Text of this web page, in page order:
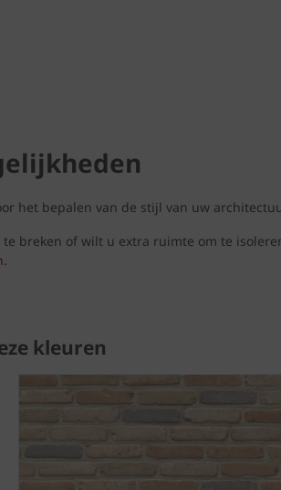
het bepalen van de stijl van uw
breken of wilt u extra ruimte om te
.
kleuren